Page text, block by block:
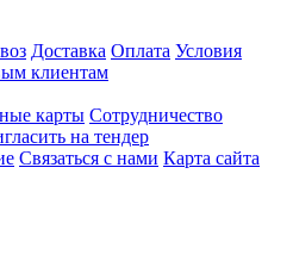
Доставка Оплата Условия
клиентам
карты Сотрудничество
на тендер
Связаться с нами Карта сайта